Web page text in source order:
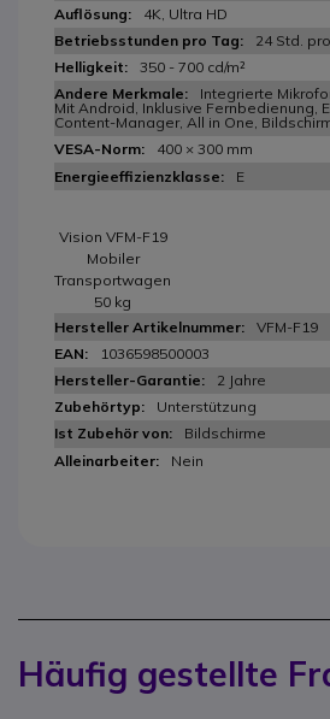
4K, Ultra HD
24 Std.
350 - 700 cd/m²
Integrierte
Mit Android, Inklusive Fernbedienung,
Content-Manager, All in One,
400 × 300 mm
E
Vision VFM-F19
Mobiler
Transportwagen
50 kg
VFM-F19
1036598500003
2 Jahre
Unterstützung
Bildschirme
Nein
Häufig gestellte